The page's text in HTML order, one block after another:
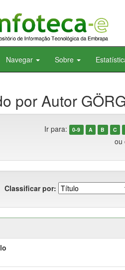
Navegar Sobre
por Autor
Ir para: 0-9 A B C
ou
Classificar por: